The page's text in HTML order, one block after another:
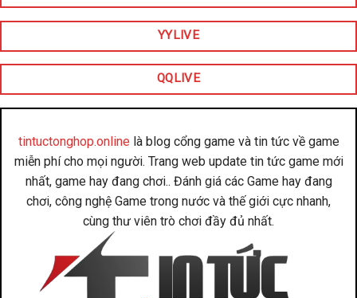
YYLIVE
QQLIVE
tintuctonghop.online là blog cổng game và tin tức về game
miễn phí cho mọi người. Trang web update tin tức game mới
nhất, game hay đang chơi.. Đánh giá các Game hay đang
chơi, công nghệ Game trong nước và thế giới cực nhanh,
cùng thư viên trò chơi đầy đủ nhất.